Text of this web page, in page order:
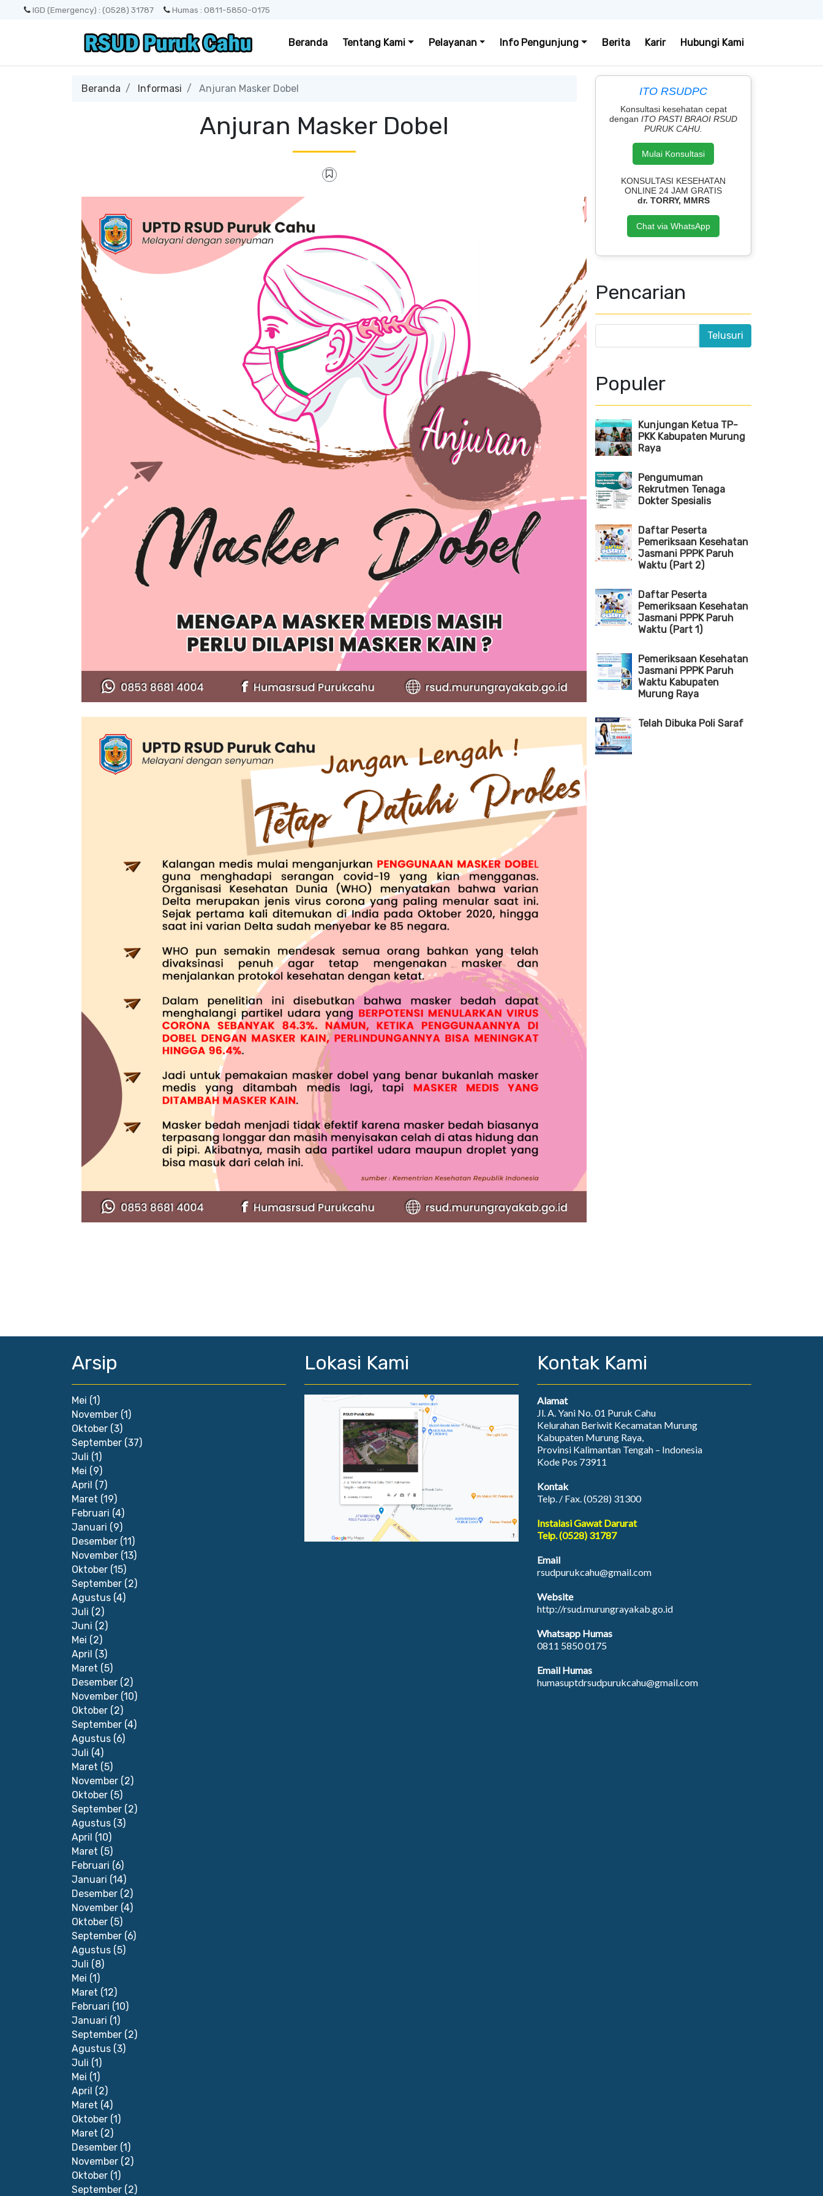
IGD (Emergency) : (0528) 31787 Humas : 0811-5850-0175
Beranda Tentang Kami Pelayanan Info Pengunjung Berita Karir Hubungi Kami
Beranda Informasi Anjuran Masker Dobel
Anjuran Masker Dobel
ITO RSUDPC
Konsultasi kesehatan cepat
dengan ITO PASTI BRAOI RSUD
PURUK CAHU.
Mulai Konsultasi
KONSULTASI KESEHATAN
ONLINE 24 JAM GRATIS
dr. TORRY, MMRS
Chat via WhatsApp
Pencarian
Populer
Kunjungan Ketua TP-
PKK Kabupaten Murung
Raya
Pengumuman
Rekrutmen Tenaga
Dokter Spesialis
Daftar Peserta
Pemeriksaan Kesehatan
Jasmani PPPK Paruh
Waktu (Part 2)
Daftar Peserta
Pemeriksaan Kesehatan
Jasmani PPPK Paruh
Waktu (Part 1)
Pemeriksaan Kesehatan
Jasmani PPPK Paruh
Waktu Kabupaten
Murung Raya
Telah Dibuka Poli Saraf
Arsip
Mei (1)
November (1)
Oktober (3)
September (37)
Juli (1)
Mei (9)
April (7)
Maret (19)
Februari (4)
Januari (9)
Desember (11)
November (13)
Oktober (15)
September (2)
Agustus (4)
Juli (2)
Juni (2)
Mei (2)
April (3)
Maret (5)
Desember (2)
November (10)
Oktober (2)
September (4)
Agustus (6)
Juli (4)
Maret (5)
November (2)
Oktober (5)
September (2)
Agustus (3)
April (10)
Maret (5)
Februari (6)
Januari (14)
Desember (2)
November (4)
Oktober (5)
September (6)
Agustus (5)
Juli (8)
Mei (1)
Maret (12)
Februari (10)
Januari (1)
September (2)
Agustus (3)
Juli (1)
Mei (1)
April (2)
Maret (4)
Oktober (1)
Maret (2)
Desember (1)
November (2)
Oktober (1)
September (2)
Lokasi Kami Kontak Kami
Alamat
Jl. A. Yani No. 01 Puruk Cahu
Kelurahan Beriwit Kecamatan Murung
Kabupaten Murung Raya,
Provinsi Kalimantan Tengah – Indonesia
Kode Pos 73911
Kontak
Telp. / Fax. (0528) 31300
Instalasi Gawat Darurat
Telp. (0528) 31787
Email
rsudpurukcahu@gmail.com
Website
http://rsud.murungrayakab.go.id
Whatsapp Humas
0811 5850 0175
Email Humas
humasuptdrsudpurukcahu@gmail.com